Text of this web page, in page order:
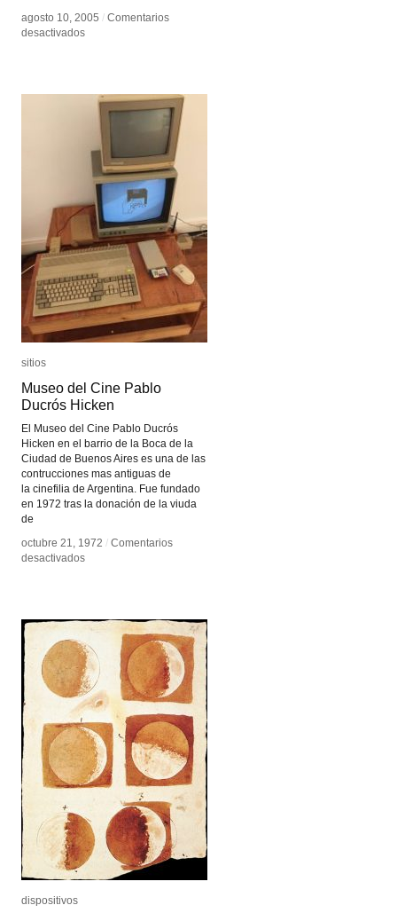
agosto 10, 2005 / Comentarios
desactivadosen
agosto 10, 2005 / Comentarios
desactivadosen
sitios
Museo del Cine Pablo
Ducrós Hicken
El Museo del Cine Pablo Ducrós
Hicken en el barrio de la Boca de la
Ciudad de Buenos Aires es una de las
contrucciones mas antiguas de
la cinefilia de Argentina. Fue fundado
en 1972 tras la donación de la viuda
de
octubre 21, 1972 / Comentarios
desactivadosen
Pablo
Ducrós
Hicken
sitios
Museo del Cine Pablo
Ducrós Hicken
octubre 21, 1972 / Comentarios
desactivadosen
Pablo
Ducrós
Hicken
dispositivos
dispositivos